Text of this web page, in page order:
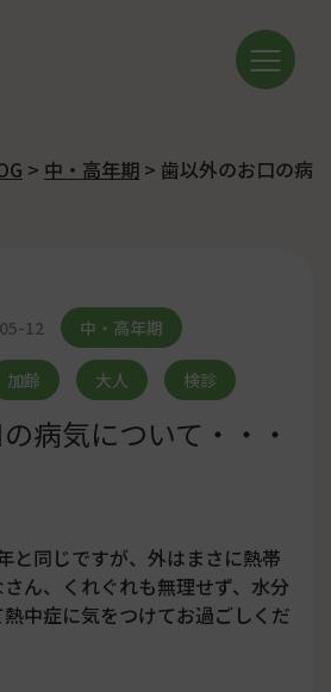
> 中・高年期 > 歯以外のお口の病
12 中・高年期
加齢 大人 検診
病気について・・・
と同じですが、外はまさに熱帯
ん、くれぐれも無理せず、水分
中症に気をつけてお過ごしくだ